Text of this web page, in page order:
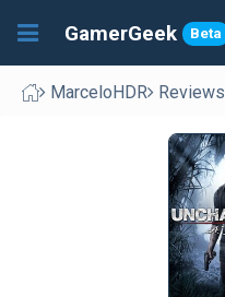
GamerGeek Beta
MarceloHDR Reviews